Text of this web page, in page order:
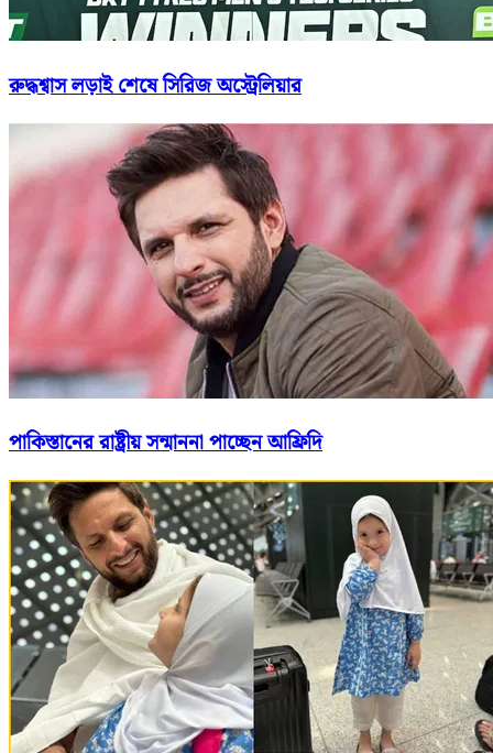
রুদ্ধশ্বাস লড়াই শেষে সিরিজ অস্ট্রেলিয়ার
পাকিস্তানের রাষ্ট্রীয় সন্মাননা পাচ্ছেন আফ্রিদি